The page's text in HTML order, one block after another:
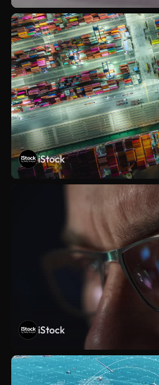
iStock
iStock